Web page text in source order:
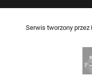
Serwis tworzony